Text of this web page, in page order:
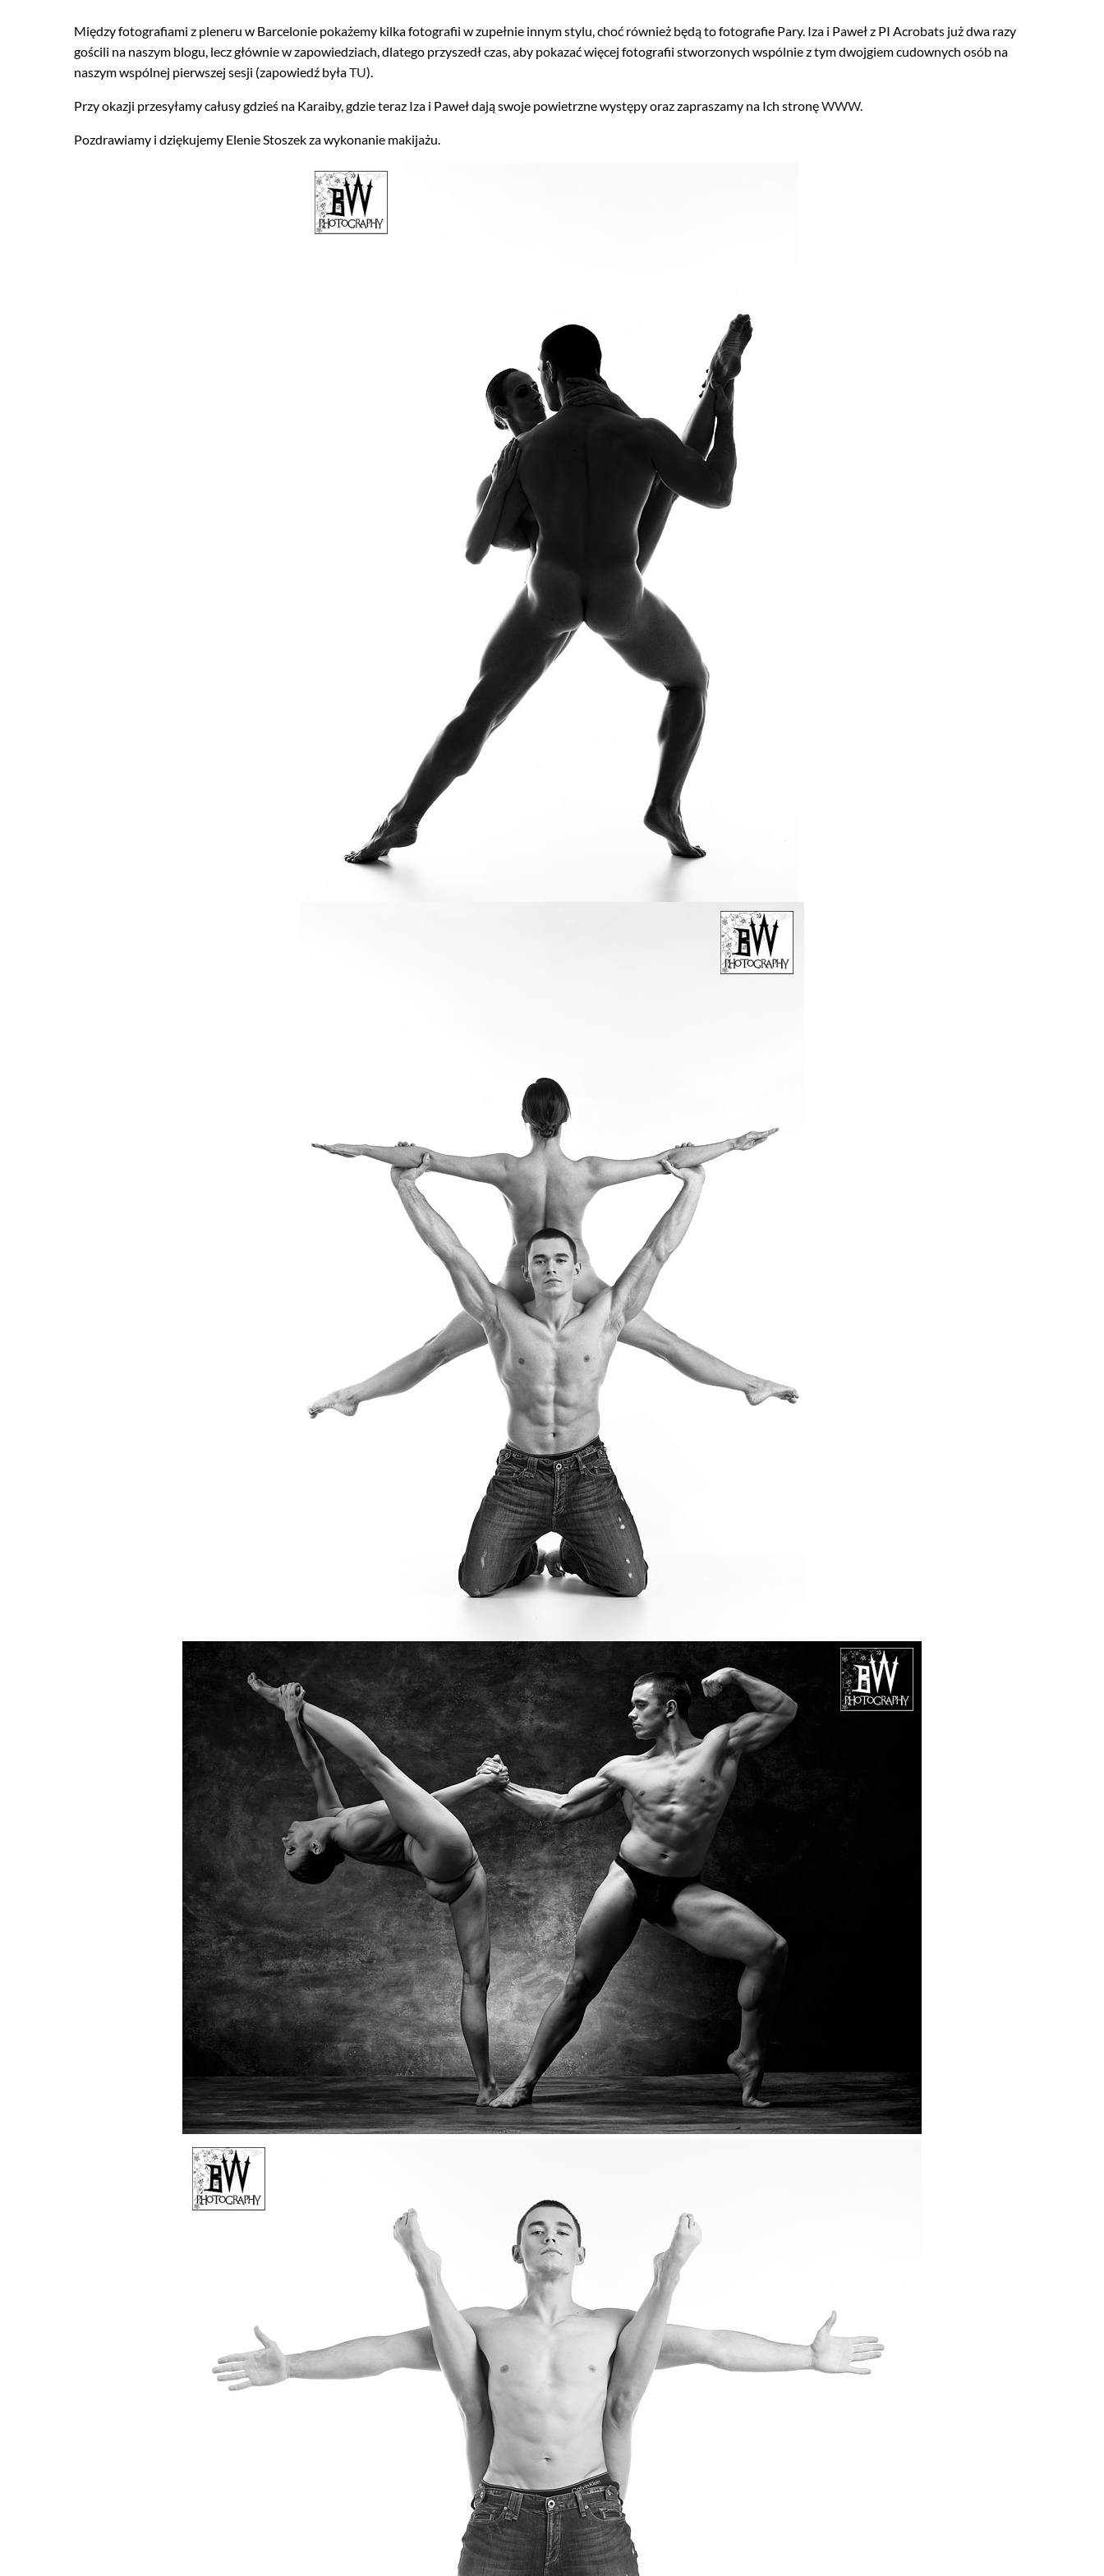
Między fotografiami z pleneru w Barcelonie pokażemy kilka fotografii w zupełnie innym stylu, choć również będą to fotografie Pary. Iza i Paweł z PI Acrobats już dwa razy
gościli na naszym blogu, lecz głównie w zapowiedziach, dlatego przyszedł czas, aby pokazać więcej fotografii stworzonych wspólnie z tym dwojgiem cudownych osób na
naszym wspólnej pierwszej sesji (zapowiedź byłaTU).
Przy okazji przesyłamy całusy gdzieś na Karaiby, gdzie teraz Iza i Paweł dają swoje powietrzne występy oraz zapraszamy na Ich stronęWWW.
Pozdrawiamy i dziękujemy Elenie Stoszek za wykonanie makijażu.